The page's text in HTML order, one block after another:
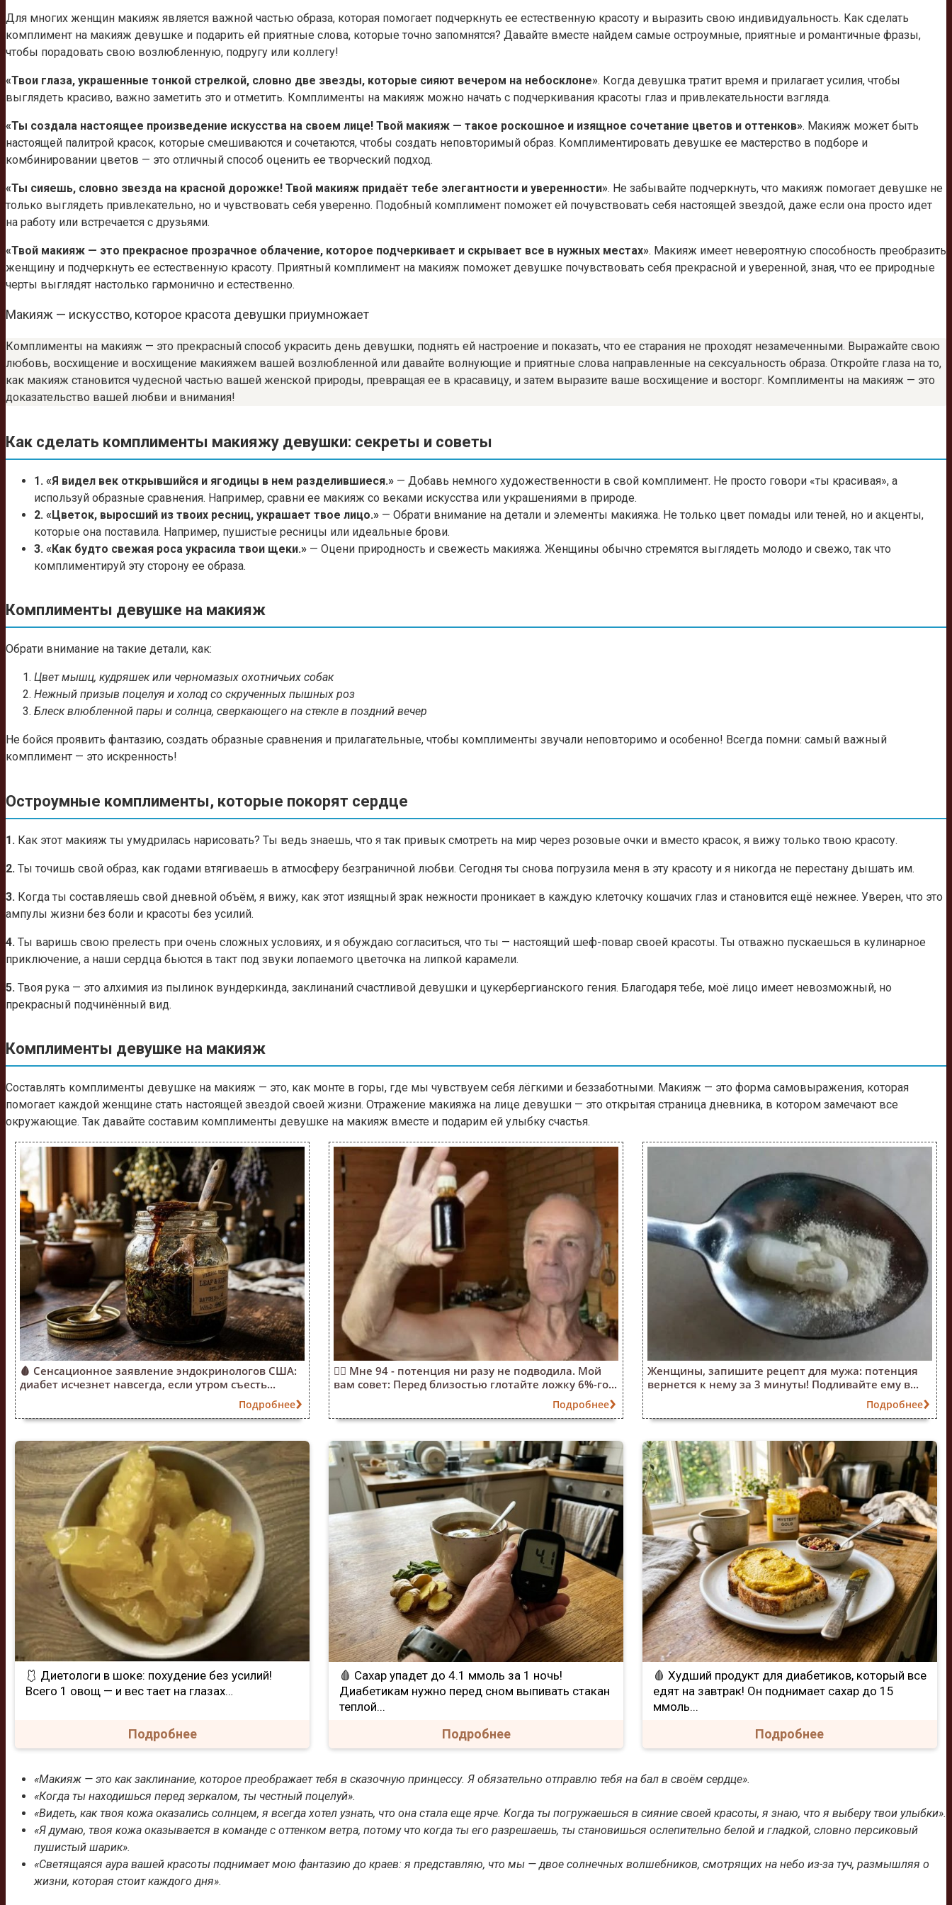
Для многих женщин макияж является важной частью образа, которая помогает подчеркнуть ее естественную красоту и выразить свою индивидуальность. Как сделать
комплимент на макияж девушке и подарить ей приятные слова, которые точно запомнятся? Давайте вместе найдем самые остроумные, приятные и романтичные фразы,
чтобы порадовать свою возлюбленную, подругу или коллегу!
«Твои глаза, украшенные тонкой стрелкой, словно две звезды, которые сияют вечером на небосклоне». Когда девушка тратит время и прилагает усилия, чтобы
выглядеть красиво, важно заметить это и отметить. Комплименты на макияж можно начать с подчеркивания красоты глаз и привлекательности взгляда.
«Ты создала настоящее произведение искусства на своем лице! Твой макияж — такое роскошное и изящное сочетание цветов и оттенков». Макияж может быть
настоящей палитрой красок, которые смешиваются и сочетаются, чтобы создать неповторимый образ. Комплиментировать девушке ее мастерство в подборе и
комбинировании цветов — это отличный способ оценить ее творческий подход.
«Ты сияешь, словно звезда на красной дорожке! Твой макияж придаёт тебе элегантности и уверенности». Не забывайте подчеркнуть, что макияж помогает девушке не
только выглядеть привлекательно, но и чувствовать себя уверенно. Подобный комплимент поможет ей почувствовать себя настоящей звездой, даже если она просто идет
на работу или встречается с друзьями.
«Твой макияж — это прекрасное прозрачное облачение, которое подчеркивает и скрывает все в нужных местах». Макияж имеет невероятную способность преобразить
женщину и подчеркнуть ее естественную красоту. Приятный комплимент на макияж поможет девушке почувствовать себя прекрасной и уверенной, зная, что ее природные
черты выглядят настолько гармонично и естественно.
Макияж — искусство, которое красота девушки приумножает
Комплименты на макияж — это прекрасный способ украсить день девушки, поднять ей настроение и показать, что ее старания не проходят незамеченными. Выражайте свою
любовь, восхищение и восхищение макияжем вашей возлюбленной или давайте волнующие и приятные слова направленные на сексуальность образа. Откройте глаза на то,
как макияж становится чудесной частью вашей женской природы, превращая ее в красавицу, и затем выразите ваше восхищение и восторг. Комплименты на макияж — это
доказательство вашей любви и внимания!
Как сделать комплименты макияжу девушки: секреты и советы
1. «Я видел век открывшийся и ягодицы в нем разделившиеся.» — Добавь немного художественности в свой комплимент. Не просто говори «ты красивая», а
используй образные сравнения. Например, сравни ее макияж со веками искусства или украшениями в природе.
2. «Цветок, выросший из твоих ресниц, украшает твое лицо.» — Обрати внимание на детали и элементы макияжа. Не только цвет помады или теней, но и акценты,
которые она поставила. Например, пушистые ресницы или идеальные брови.
3. «Как будто свежая роса украсила твои щеки.» — Оцени природность и свежесть макияжа. Женщины обычно стремятся выглядеть молодо и свежо, так что
комплиментируй эту сторону ее образа.
Комплименты девушке на макияж
Обрати внимание на такие детали, как:
Цвет мышц, кудряшек или черномазых охотничьих собак
Нежный призыв поцелуя и холод со скрученных пышных роз
Блеск влюбленной пары и солнца, сверкающего на стекле в поздний вечер
Не бойся проявить фантазию, создать образные сравнения и прилагательные, чтобы комплименты звучали неповторимо и особенно! Всегда помни: самый важный
комплимент — это искренность!
Остроумные комплименты, которые покорят сердце
1. Как этот макияж ты умудрилась нарисовать? Ты ведь знаешь, что я так привык смотреть на мир через розовые очки и вместо красок, я вижу только твою красоту.
2. Ты точишь свой образ, как годами втягиваешь в атмосферу безграничной любви. Сегодня ты снова погрузила меня в эту красоту и я никогда не перестану дышать им.
3. Когда ты составляешь свой дневной объём, я вижу, как этот изящный зрак нежности проникает в каждую клеточку кошачих глаз и становится ещё нежнее. Уверен, что это
ампулы жизни без боли и красоты без усилий.
4. Ты варишь свою прелесть при очень сложных условиях, и я обуждаю согласиться, что ты — настоящий шеф-повар своей красоты. Ты отважно пускаешься в кулинарное
приключение, а наши сердца бьются в такт под звуки лопаемого цветочка на липкой карамели.
5. Твоя рука — это алхимия из пылинок вундеркинда, заклинаний счастливой девушки и цукербергианского гения. Благодаря тебе, моё лицо имеет невозможный, но
прекрасный подчинённый вид.
Комплименты девушке на макияж
Составлять комплименты девушке на макияж — это, как монте в горы, где мы чувствуем себя лёгкими и беззаботными. Макияж — это форма самовыражения, которая
помогает каждой женщине стать настоящей звездой своей жизни. Отражение макияжа на лице девушки — это открытая страница дневника, в котором замечают все
окружающие. Так давайте составим комплименты девушке на макияж вместе и подарим ей улыбку счастья.
🩸 Сенсационное заявление эндокринологов США:
диабет исчезнет навсегда, если утром съесть...
Подробнее
❤️‍🔥 Мне 94 - потенция ни разу не подводила. Мой
вам совет: Перед близостью глотайте ложку 6%-го...
Подробнее
Женщины, запишите рецепт для мужа: потенция
вернется к нему за 3 минуты! Подливайте ему в...
Подробнее
🩱 Диетологи в шоке: похудение без усилий!
Всего 1 овощ — и вес тает на глазах…
Подробнее
🩸 Сахар упадет до 4.1 ммоль за 1 ночь!
Диабетикам нужно перед сном выпивать стакан
теплой...
Подробнее
🩸 Худший продукт для диабетиков, который все
едят на завтрак! Он поднимает сахар до 15
ммоль...
Подробнее
«Макияж — это как заклинание, которое преображает тебя в сказочную принцессу. Я обязательно отправлю тебя на бал в своём сердце».
«Когда ты находишься перед зеркалом, ты честный поцелуй».
«Видеть, как твоя кожа оказались солнцем, я всегда хотел узнать, что она стала еще ярче. Когда ты погружаешься в сияние своей красоты, я знаю, что я выберу твои улыбки».
«Я думаю, твоя кожа оказывается в команде с оттенком ветра, потому что когда ты его разрешаешь, ты становишься ослепительно белой и гладкой, словно персиковый
пушистый шарик».
«Светящаяся аура вашей красоты поднимает мою фантазию до краев: я представляю, что мы — двое солнечных волшебников, смотрящих на небо из-за туч, размышляя о
жизни, которая стоит каждого дня».